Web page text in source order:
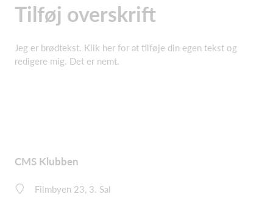
Tilføj overskrift
Jeg er brødtekst. Klik her for at tilføje din egen tekst og
redigere mig. Det er nemt.
CMS Klubben
Filmbyen 23, 3. Sal